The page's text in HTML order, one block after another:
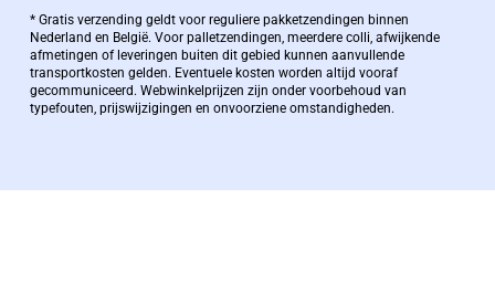
Bernard Pauwels:
Zaakvoerder Berdo
bernard@berdo.be
* Gratis verzending geldt voor reguliere pakketzendingen binnen
Nederland en België. Voor palletzendingen, meerdere colli, afwijkende
afmetingen of leveringen buiten dit gebied kunnen aanvullende
transportkosten gelden. Eventuele kosten worden altijd vooraf
gecommuniceerd. Webwinkelprijzen zijn onder voorbehoud van
typefouten, prijswijzigingen en onvoorziene omstandigheden.